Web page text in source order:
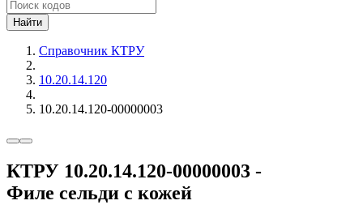
Найти
Справочник КТРУ
10.20.14.120
10.20.14.120-00000003
КТРУ 10.20.14.120-00000003 -
Филе сельди с кожей